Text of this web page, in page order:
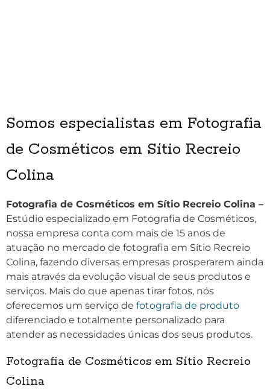
Somos especialistas em Fotografia
de Cosméticos em Sítio Recreio
Colina
Fotografia de Cosméticos em Sítio Recreio Colina –
Estúdio especializado em Fotografia de Cosméticos,
nossa empresa conta com mais de 15 anos de
atuação no mercado de fotografia em Sítio Recreio
Colina, fazendo diversas empresas prosperarem ainda
mais através da evolução visual de seus produtos e
serviços. Mais do que apenas tirar fotos, nós
oferecemos um serviço de fotografia de produto
diferenciado e totalmente personalizado para
atender as necessidades únicas dos seus produtos.
Fotografia de Cosméticos em Sítio Recreio
Colina